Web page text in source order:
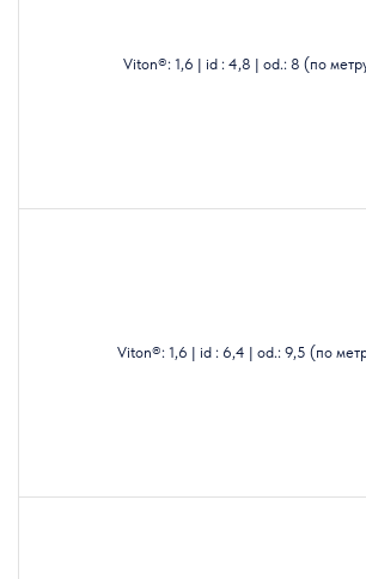
Viton®: 1,6 | id : 4,8 | od.: 8 (по
Viton®: 1,6 | id : 6,4 | od.: 9,5 (по